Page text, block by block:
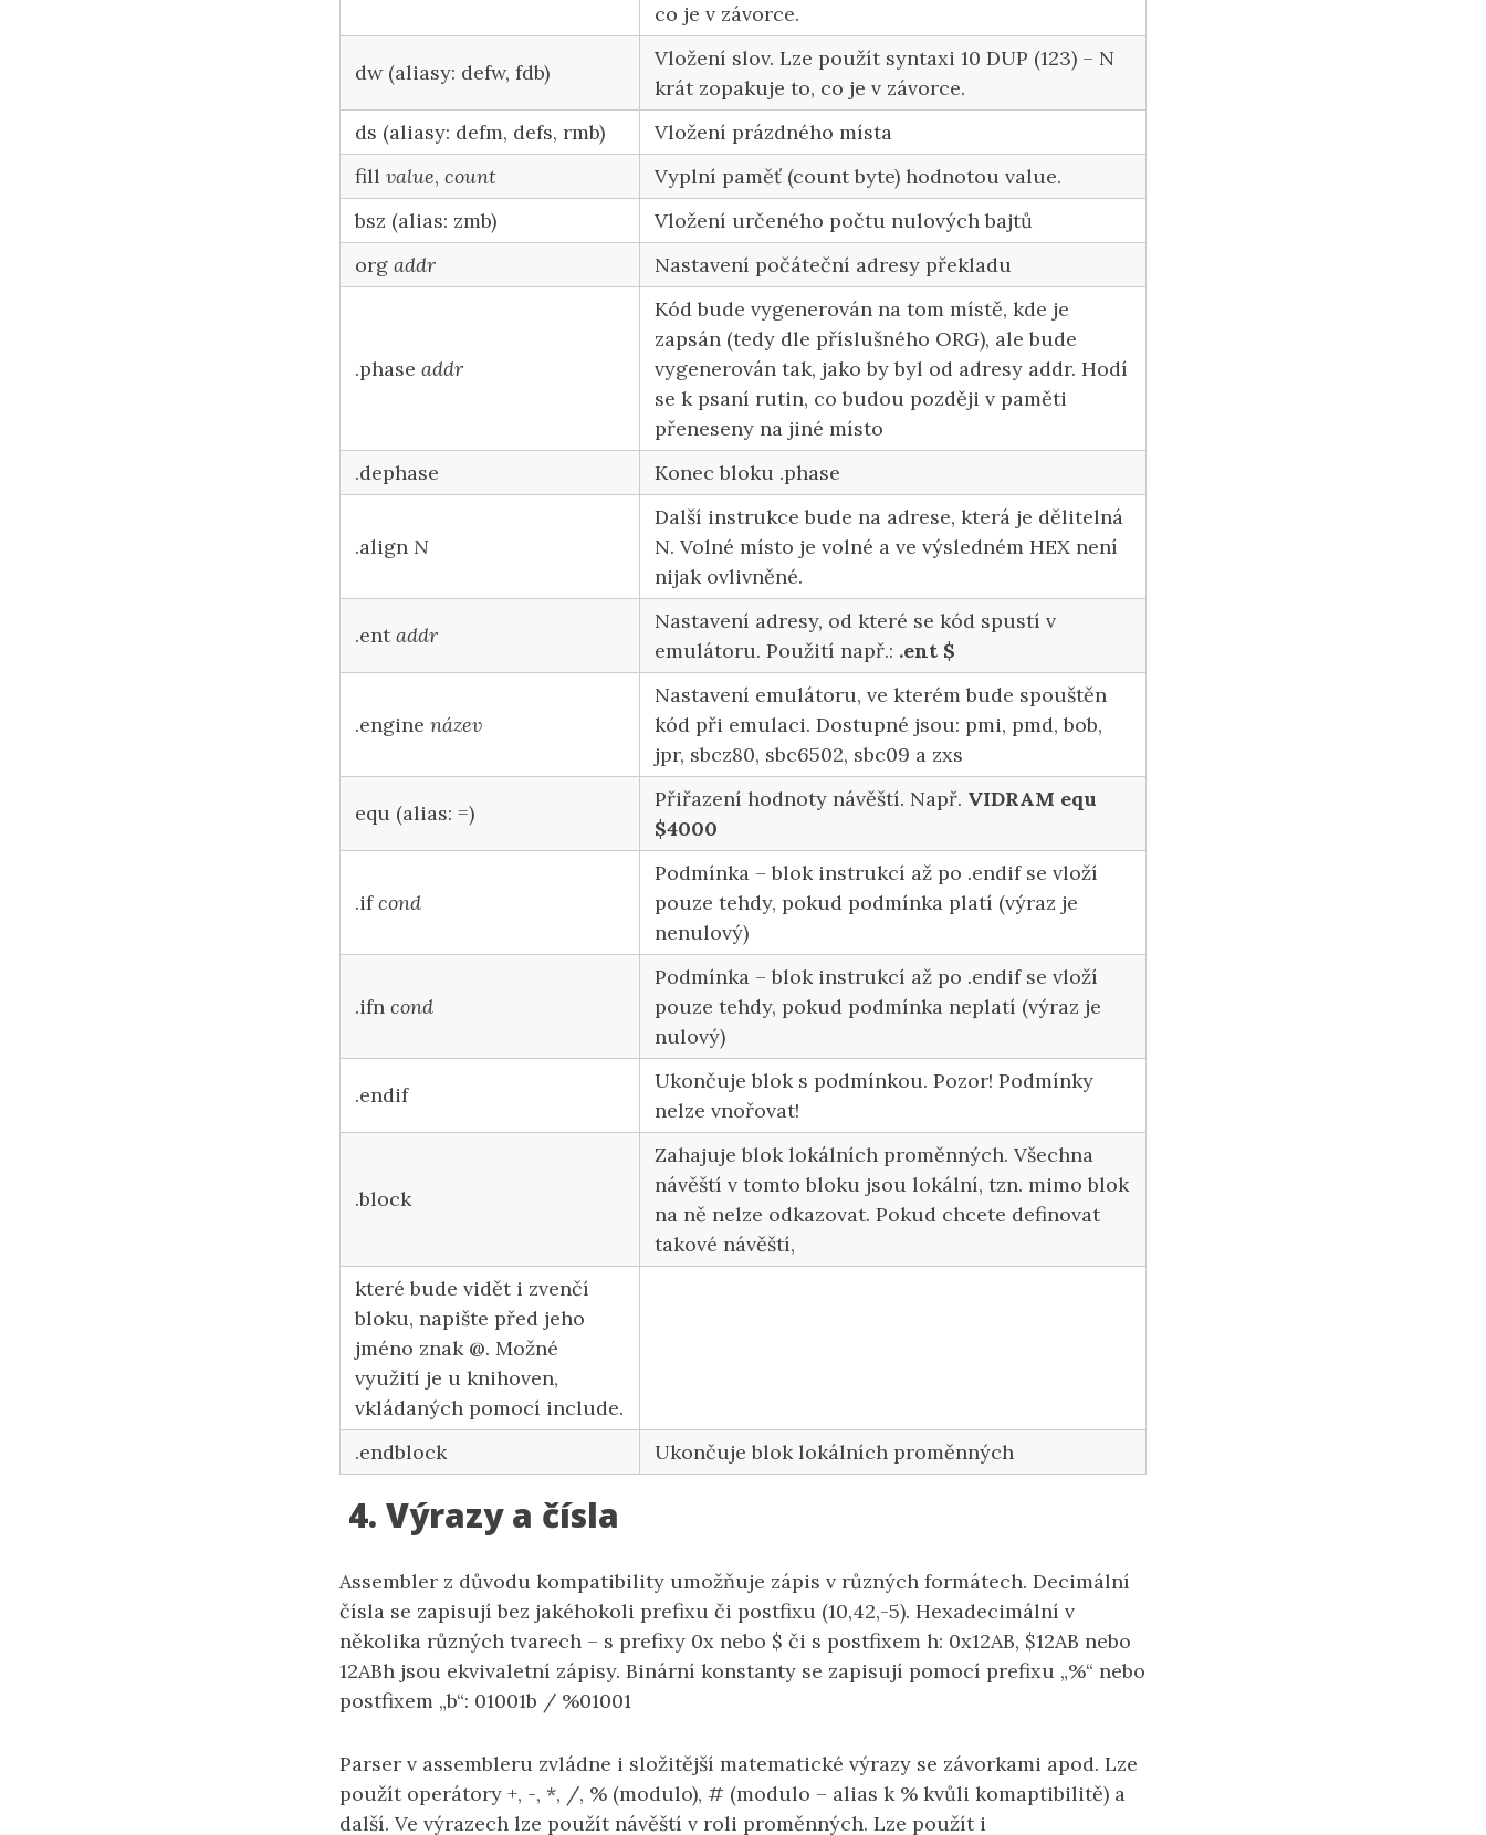
co je v závorce.
dw (aliasy: defw, fdb)
Vložení slov. Lze použít syntaxi 10 DUP (123) – N
krát zopakuje to, co je v závorce.
ds (aliasy: defm, defs, rmb)
Vložení prázdného místa
fill value, count
Vyplní paměť (count byte) hodnotou value.
bsz (alias: zmb)
Vložení určeného počtu nulových bajtů
org addr Nastavení počáteční adresy překladu
.phase addr
Kód bude vygenerován na tom místě, kde je
zapsán (tedy dle příslušného ORG), ale bude
vygenerován tak, jako by byl od adresy addr. Hodí
se k psaní rutin, co budou později v paměti
přeneseny na jiné místo
.dephase
Konec bloku .phase
.align N
Další instrukce bude na adrese, která je dělitelná
N. Volné místo je volné a ve výsledném HEX není
nijak ovlivněné.
.entaddr
Nastavení adresy, od které se kód spustí v
emulátoru. Použití např.: .ent $
.engine název
Nastavení emulátoru, ve kterém bude spouštěn
kód při emulaci. Dostupné jsou: pmi, pmd, bob,
jpr, sbcz80, sbc6502, sbc09 a zxs
equ (alias: =)
Přiřazení hodnoty návěští. Např. VIDRAM equ
$4000
.ifcond
Podmínka – blok instrukcí až po .endif se vloží
pouze tehdy, pokud podmínka platí (výraz je
nenulový)
.ifn cond
Podmínka – blok instrukcí až po .endif se vloží
pouze tehdy, pokud podmínka neplatí (výraz je
nulový)
.endif
Ukončuje blok s podmínkou. Pozor! Podmínky
nelze vnořovat!
.block
Zahajuje blok lokálních proměnných. Všechna
návěští v tomto bloku jsou lokální, tzn. mimo blok
na ně nelze odkazovat. Pokud chcete definovat
takové návěští,
které bude vidět i zvenčí
bloku, napište před jeho
jméno znak @. Možné
využití je u knihoven,
vkládaných pomocí include.
.endblock
Ukončuje blok lokálních proměnných
4. Výrazy a čísla
Assembler z důvodu kompatibility umožňuje zápis v různých formátech. Decimální
čísla se zapisují bez jakéhokoli prefixu či postfixu (10,42,-5). Hexadecimální v
několika různých tvarech – s prefixy 0x nebo $ či s postfixem h: 0x12AB, $12AB nebo
12ABh jsou ekvivaletní zápisy. Binární konstanty se zapisují pomocí prefixu „%“ nebo
postfixem „b“: 01001b / %01001
Parser v assembleru zvládne i složitější matematické výrazy se závorkami apod. Lze
použít operátory +, -, *, /, % (modulo), # (modulo – alias k % kvůli komaptibilitě) a
další. Ve výrazech lze použít návěští v roli proměnných. Lze použít i